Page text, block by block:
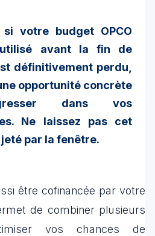
votre budget OPCO
utilisé avant la fin de
définitivement perdu,
opportunité concrète
dans vos
Ne laissez pas cet
par la fenêtre.
être cofinancée par votre
de combiner plusieurs
vos chances de